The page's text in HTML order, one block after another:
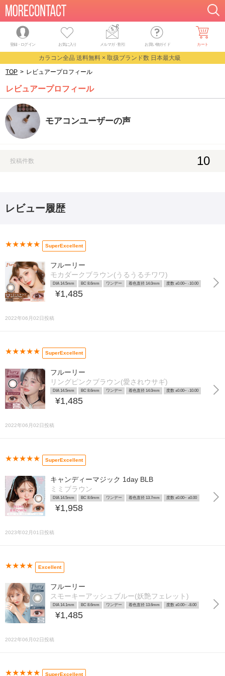
登録・ログイン お気に入り メルマガ・割引 お買い物ガイド カート
カラコン全品 送料無料 × 取扱ブランド数 日本最大級
TOP > レビュアープロフィール
レビュアープロフィール
モアコンユーザーの声
投稿件数 10
レビュー履歴
★★★★★ SuperExcellent
フルーリー
モカダークブラウン(うるうるチワワ)
DIA 14.5mm BC 8.6mm ワンデー 着色直径 14.0mm 度数 ±0.00~ -10.00
¥1,485
2022年06月02日投稿
★★★★★ SuperExcellent
フルーリー
リングピンクブラウン(愛されウサギ)
DIA 14.5mm BC 8.6mm ワンデー 着色直径 14.0mm 度数 ±0.00~ -10.00
¥1,485
2022年06月02日投稿
★★★★★ SuperExcellent
キャンディーマジック 1day BLB
ミミブラウン
DIA 14.5mm BC 8.6mm ワンデー 着色直径 13.7mm 度数 ±0.00~ ±0.00
¥1,958
2023年02月01日投稿
★★★★ Excellent
フルーリー
スモーキーアッシュブルー(妖艶フェレット)
DIA 14.1mm BC 8.6mm ワンデー 着色直径 13.6mm 度数 ±0.00~ -8.00
¥1,485
2022年06月02日投稿
★★★★★ SuperExcellent